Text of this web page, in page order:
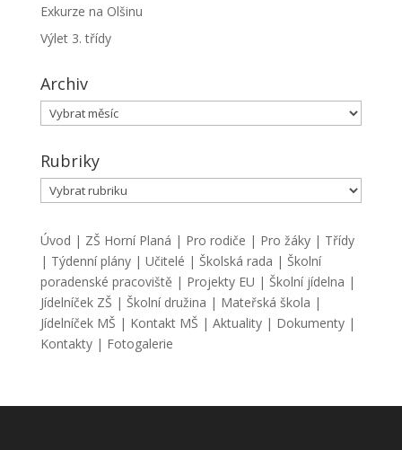
Exkurze na Olšinu
Výlet 3. třídy
Archiv
Archiv
Rubriky
Rubriky
Úvod | ZŠ Horní Planá | Pro rodiče | Pro žáky| Třídy
| Týdenní plány| Učitelé | Školská rada | Školní
poradenské pracoviště | Projekty EU | Školní jídelna |
Jídelníček ZŠ | Školní družina | Mateřská škola |
Jídelníček MŠ | Kontakt MŠ | Aktuality| Dokumenty|
Kontakty| Fotogalerie